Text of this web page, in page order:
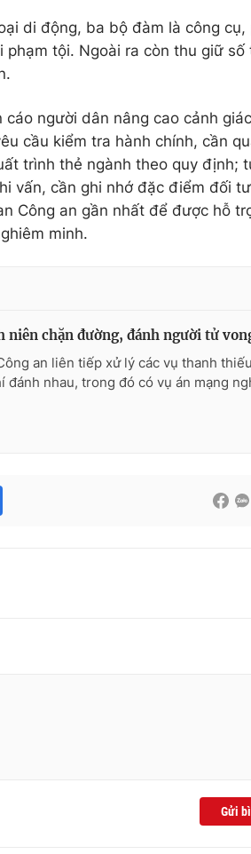
di động, ba bộ đàm là công cụ,
tội. Ngoài ra còn thu giữ số
người dân nâng cao cảnh
cầu kiểm tra hành chính, cần
trình thẻ ngành theo quy định;
vấn, cần ghi nhớ đặc điểm đối
Công an gần nhất để được hỗ
minh.
niên chặn đường, đánh người tử
an liên tiếp xử lý các vụ thanh
đánh nhau, trong đó có vụ án mạng
Gửi